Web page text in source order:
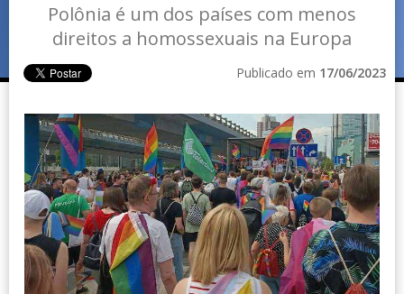
Polônia é um dos países com menos
direitos a homossexuais na Europa
Publicado em 17/06/2023